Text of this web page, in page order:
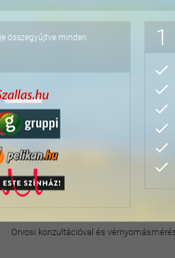
összegyűjtve minden 1
Ultrahangos fogkő-
Fehérítő hatású polírozással,
Hollán Dentál Fogászat
1138 Budapest, Hollán Ernő u. 51.
maikupon
9.900 Ft
Komplex
Orvosi konzultációval és